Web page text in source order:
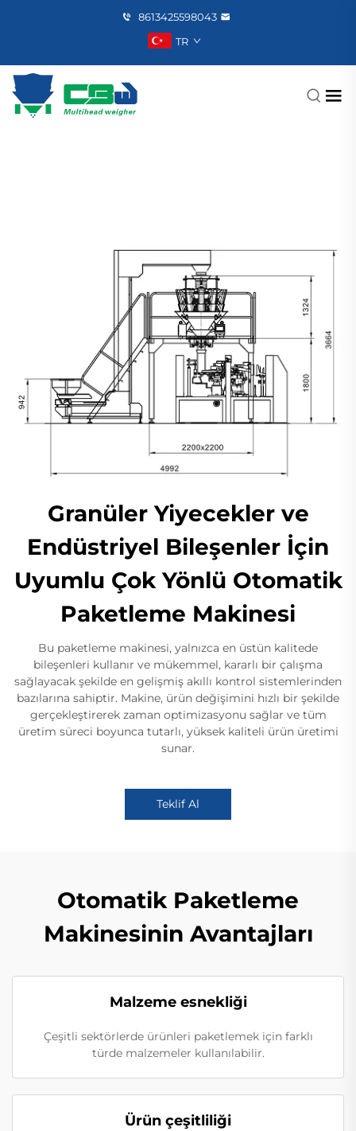
8613425598043
TR
Granüler Yiyecekler ve
Endüstriyel Bileşenler İçin
Uyumlu Çok Yönlü Otomatik
Paketleme Makinesi
Bu paketleme makinesi, yalnızca en üstün kalitede
bileşenleri kullanır ve mükemmel, kararlı bir çalışma
sağlayacak şekilde en gelişmiş akıllı kontrol sistemlerinden
bazılarına sahiptir. Makine, ürün değişimini hızlı bir şekilde
gerçekleştirerek zaman optimizasyonu sağlar ve tüm
üretim süreci boyunca tutarlı, yüksek kaliteli ürün üretimi
sunar.
Teklif Al
Otomatik Paketleme
Makinesinin Avantajları
Malzeme esnekliği
Çeşitli sektörlerde ürünleri paketlemek için farklı
türde malzemeler kullanılabilir.
Ürün çeşitliliği